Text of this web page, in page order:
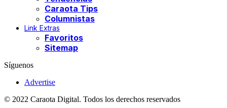
Caraota Tips
Columnistas
Link Extras
Favoritos
Sitemap
Síguenos
Advertise
© 2022 Caraota Digital. Todos los derechos reservados